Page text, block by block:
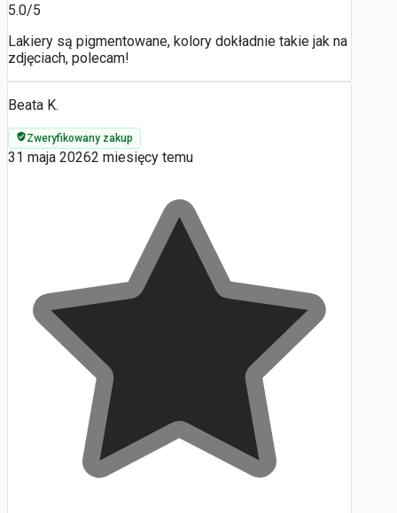
5.0/5
Lakiery są pigmentowane, kolory dokładnie takie jak na
zdjęciach, polecam!
Beata K.
Zweryfikowany zakup
31 maja 20262 miesięcy temu